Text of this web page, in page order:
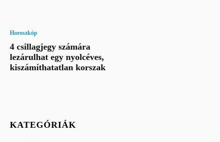
Horoszkóp
4 csillagjegy számára
lezárulhat egy nyolcéves,
kiszámíthatatlan korszak
KATEGÓRIÁK